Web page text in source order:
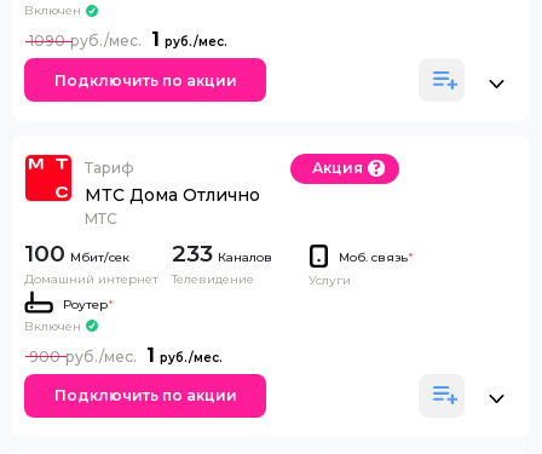
Включен
1
1090
Подключить по акции
Тариф
МТС Дома Отлично
МТС
Акция
100
Домашний интернет
233 Каналов
Телевидение
Моб. связь*
Услуги
Роутер*
Включен
1
900
Подключить по акции